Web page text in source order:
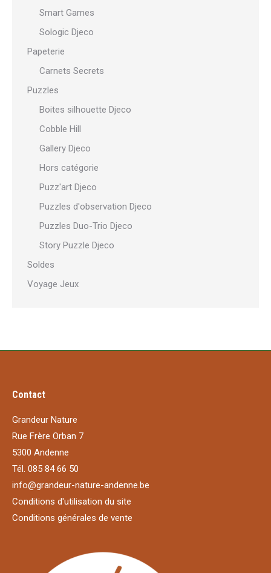
Smart Games
Sologic Djeco
Papeterie
Carnets Secrets
Puzzles
Boites silhouette Djeco
Cobble Hill
Gallery Djeco
Hors catégorie
Puzz'art Djeco
Puzzles d'observation Djeco
Puzzles Duo-Trio Djeco
Story Puzzle Djeco
Soldes
Voyage Jeux
Contact
Grandeur Nature
Rue Frère Orban 7
5300 Andenne
Tél. 085 84 66 50
info@grandeur-nature-andenne.be
Conditions d'utilisation du site
Conditions générales de vente